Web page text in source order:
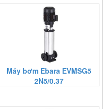
Máy bơm Ebara EVMSG5
2N5/0.37